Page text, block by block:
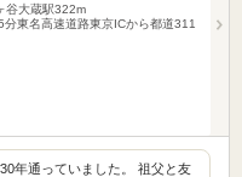
谷大蔵駅322m
東名高速道路東京ICから都道311
年通っていました。 祖父と友